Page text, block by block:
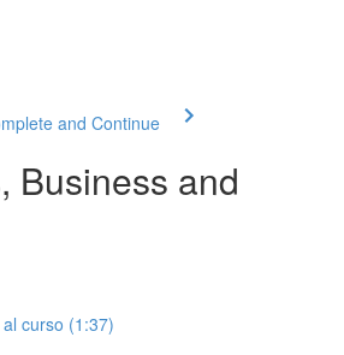
and Continue
Business and
curso (1:37)